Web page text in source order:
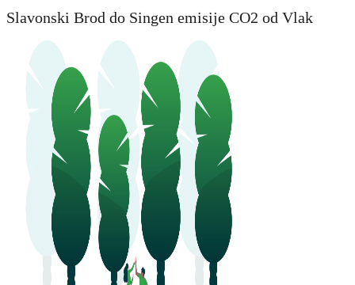
Slavonski Brod do Singen emisije CO2 od Vlak